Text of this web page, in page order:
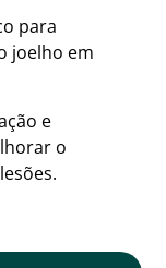
para
joelho em
e
o